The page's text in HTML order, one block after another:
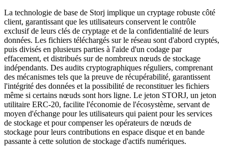
La technologie de base de Storj implique un cryptage robuste côté
client, garantissant que les utilisateurs conservent le contrôle
exclusif de leurs clés de cryptage et de la confidentialité de leurs
données. Les fichiers téléchargés sur le réseau sont d'abord cryptés,
puis divisés en plusieurs parties à l'aide d'un codage par
effacement, et distribués sur de nombreux nœuds de stockage
indépendants. Des audits cryptographiques réguliers, comprenant
des mécanismes tels que la preuve de récupérabilité, garantissent
l'intégrité des données et la possibilité de reconstituer les fichiers
même si certains nœuds sont hors ligne. Le jeton STORJ, un jeton
utilitaire ERC-20, facilite l'économie de l'écosystème, servant de
moyen d'échange pour les utilisateurs qui paient pour les services
de stockage et pour compenser les opérateurs de nœuds de
stockage pour leurs contributions en espace disque et en bande
passante à cette solution de stockage d'actifs numériques.